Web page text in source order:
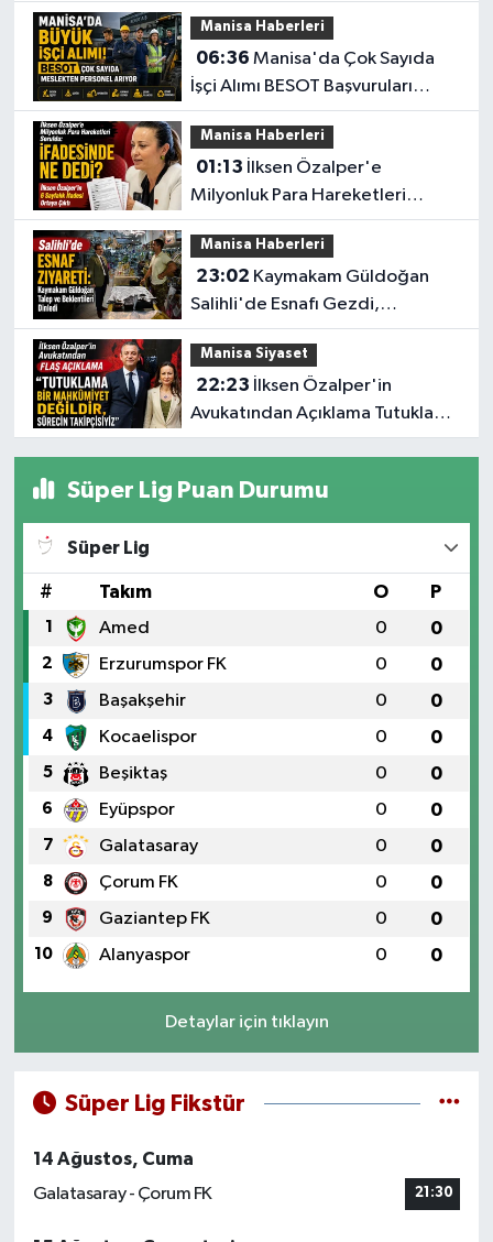
Seferberliği
Manisa Haberleri
06:36
İşçi Alımı BESOT Başvuruları
Başlıyor
Manisa Haberleri
01:13
Milyonluk Para Hareketleri
Soruldu: İfadesinde Ne Dedi?
Manisa Haberleri
23:02
Salihli'de Esnafı Gezdi,
Vatandaşları Dinledi
Manisa Siyaset
22:23
Avukatından Açıklama Tutuklama
Bir Mahkûmiyet Değildir,
Süper Lig Puan Durumu
Süper Lig
# Takım O P
1 Amed 0 0
2 Erzurumspor FK 0 0
3 Başakşehir 0 0
4 Kocaelispor 0 0
5 Beşiktaş 0 0
6 Eyüpspor 0 0
7 Galatasaray 0 0
8 Çorum FK 0 0
9 Gaziantep FK 0 0
10 Alanyaspor 0 0
Detaylar için tıklayın
Süper Lig Fikstür
14 Ağustos, Cuma
Galatasaray - Çorum FK
21:30